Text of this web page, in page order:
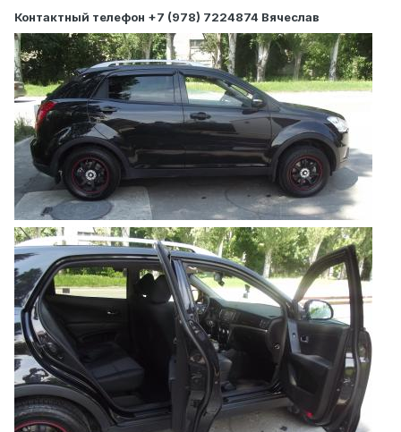
Контактный телефон +7 (978) 7224874 Вячеслав